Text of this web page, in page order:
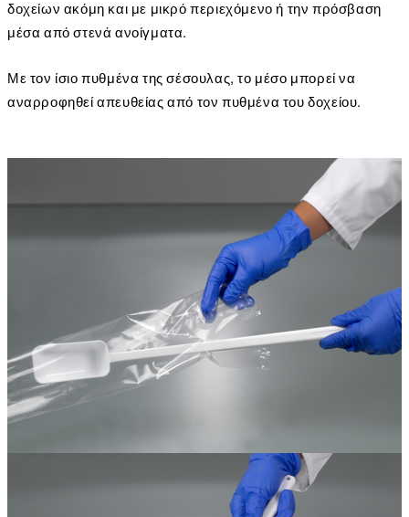
δοχείων ακόμη και με μικρό περιεχόμενο ή την πρόσβαση
μέσα από στενά ανοίγματα.
Με τον ίσιο πυθμένα της σέσουλας, το μέσο μπορεί να
αναρροφηθεί απευθείας από τον πυθμένα του δοχείου.